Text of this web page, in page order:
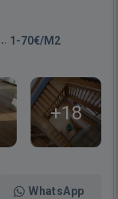
1-70€/M2
+18
WhatsApp